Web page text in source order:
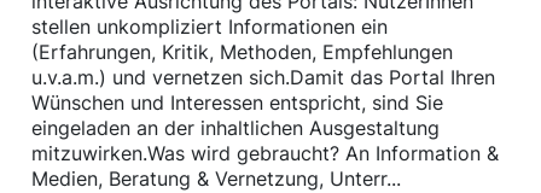
stellen unkompliziert Informationen ein
(Erfahrungen, Kritik, Methoden, Empfehlungen
u.v.a.m.) und vernetzen sich.Damit das Portal Ihren
Wünschen und Interessen entspricht, sind Sie
eingeladen an der inhaltlichen Ausgestaltung
mitzuwirken.Was wird gebraucht? An Information &
Medien, Beratung & Vernetzung, Unterr...